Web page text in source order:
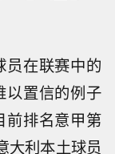
员在联赛中的
以置信的例子
前排名意甲第
大利本土球员